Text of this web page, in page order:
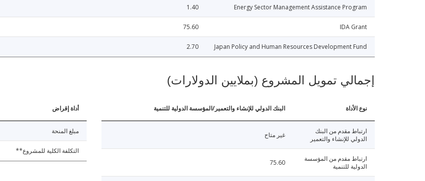
Energy Sector Management Assistance Program
1.40
IDA Grant
75.60
Japan Policy and Human Resources Development Fund
2.70
إجمالي تمويل المشروع (بملايين الدولارات)
نوع الأداة البنك الدولي للإنشاء والتعمير/المؤسسة الدولية للتنمية
ارتباط مقدم من البنك
الدولي للإنشاء والتعمير
غير متاح
ارتباط مقدم من المؤسسة
الدولية للتنمية
75.60
أداة إقراض
مبلغ المنحة
التكلفة الكلية للمشروع**